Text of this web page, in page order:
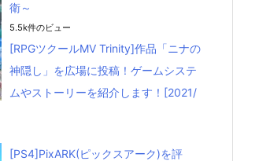
衛～
5.5k件のビュー
[RPGツクールMV Trinity]作品「ニナの
神隠し」を広場に投稿！ゲームシステ
ムやストーリーを紹介します！[2021/
[PS4]PixARK(ピックスアーク)を評